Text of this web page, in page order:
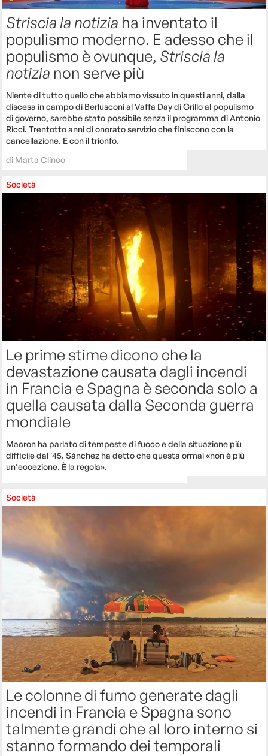
Striscia la notizia ha inventato il
populismo moderno. E adesso che il
populismo è ovunque, Striscia la
notizia non serve più
Niente di tutto quello che abbiamo vissuto in questi anni, dalla
discesa in campo di Berlusconi al Vaffa Day di Grillo al populismo
di governo, sarebbe stato possibile senza il programma di Antonio
Ricci. Trentotto anni di onorato servizio che finiscono con la
cancellazione. E con il trionfo.
di Marta Clinco
Società
Le prime stime dicono che la
devastazione causata dagli incendi
in Francia e Spagna è seconda solo a
quella causata dalla Seconda guerra
mondiale
Macron ha parlato di tempeste di fuoco e della situazione più
difficile dal '45. Sánchez ha detto che questa ormai «non è più
un'eccezione. È la regola».
Società
Le colonne di fumo generate dagli
incendi in Francia e Spagna sono
talmente grandi che al loro interno si
stanno formando dei temporali